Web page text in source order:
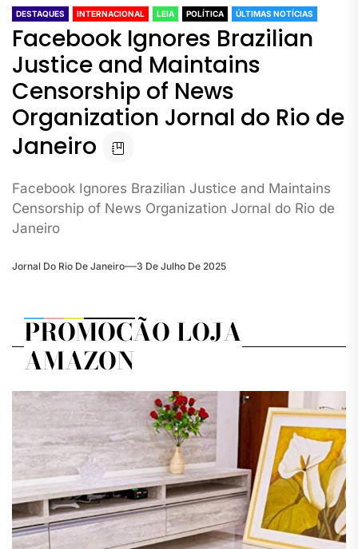
DESTAQUES INTERNACIONAL LEIA POLÍTICA ÚLTIMAS NOTÍCIAS
Facebook Ignores Brazilian
Justice and Maintains
Censorship of News
Organization Jornal do Rio de
Janeiro
Facebook Ignores Brazilian Justice and Maintains
Censorship of News Organization Jornal do Rio de
Janeiro
Jornal Do Rio De Janeiro 3 De Julho De 2025
PROMOÇÃO LOJA
AMAZON